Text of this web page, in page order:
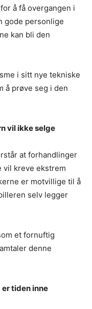
å få overgangen i
gode personlige
kan bli den
i sitt nye tekniske
å prøve seg i den
vil ikke selge
at forhandlinger
vil kreve ekstrem
er motvillige til å
selv legger
et fornuftig
denne
er tiden inne